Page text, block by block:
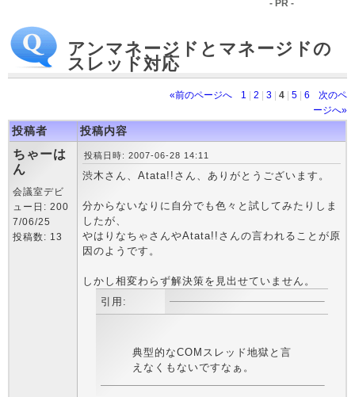
- PR -
アンマネージドとマネージドの
スレッド対応
«前のページへ 1 2 3 4 5 6
次のペ
ージへ»
投稿者 投稿内容
ちゃーは
ん
会議室デビ
ュー日: 200
7/06/25
投稿数: 13
投稿日時: 2007-06-28 14:11
渋木さん、Atata!!さん、ありがとうございます。
分からないなりに自分でも色々と試してみたりしま
したが、
やはりなちゃさんやAtata!!さんの言われることが原
因のようです。
しかし相変わらず解決策を見出せていません。
引用:
典型的なCOMスレッド地獄と言
えなくもないですなぁ。